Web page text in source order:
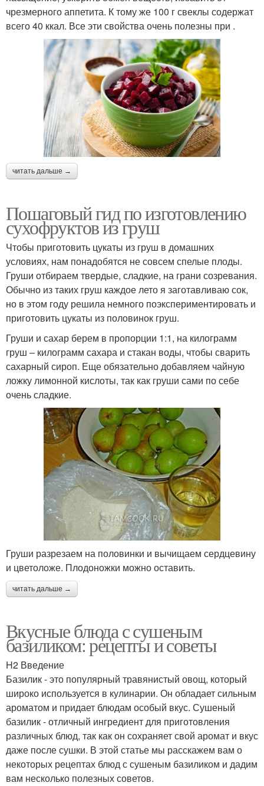
чрезмерного аппетита. К тому же 100 г свеклы содержат
всего 40 ккал. Все эти свойства очень полезны при .
читать дальше →
Пошаговый гид по изготовлению
сухофруктов из груш
Чтобы приготовить цукаты из груш в домашних
условиях, нам понадобятся не совсем спелые плоды.
Груши отбираем твердые, сладкие, на грани созревания.
Обычно из таких груш каждое лето я заготавливаю сок,
но в этом году решила немного поэкспериментировать и
приготовить цукаты из половинок груш.
Груши и сахар берем в пропорции 1:1, на килограмм
груш – килограмм сахара и стакан воды, чтобы сварить
сахарный сироп. Еще обязательно добавляем чайную
ложку лимонной кислоты, так как груши сами по себе
очень сладкие.
Груши разрезаем на половинки и вычищаем сердцевину
и цветоложе. Плодоножки можно оставить.
читать дальше →
Вкусные блюда с сушеным
базиликом: рецепты и советы
H2 Введение
Базилик - это популярный травянистый овощ, который
широко используется в кулинарии. Он обладает сильным
ароматом и придает блюдам особый вкус. Сушеный
базилик - отличный ингредиент для приготовления
различных блюд, так как он сохраняет свой аромат и вкус
даже после сушки. В этой статье мы расскажем вам о
некоторых рецептах блюд с сушеным базиликом и дадим
вам несколько полезных советов.